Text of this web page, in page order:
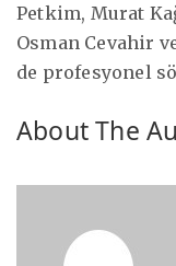
Petkim, Murat
Osman Cevahir
de profesyonel
About The